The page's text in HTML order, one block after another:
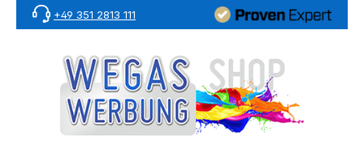
Zum Hauptinhalt springen
+49 351 2813 111